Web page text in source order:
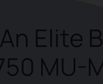
An Elite
MU-